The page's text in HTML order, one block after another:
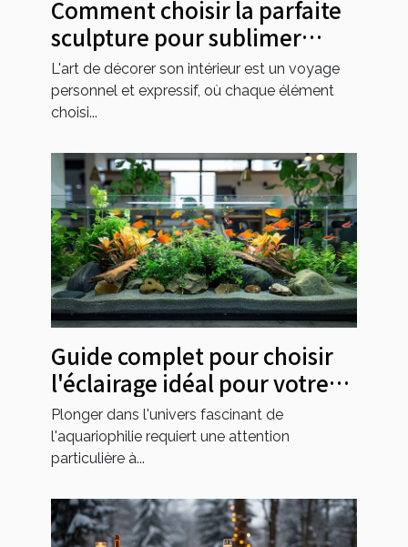
Comment choisir la parfaite
sculpture pour sublimer
chaque pièce de la maison
L'art de décorer son intérieur est un voyage
personnel et expressif, où chaque élément
choisi...
Guide complet pour choisir
l'éclairage idéal pour votre
aquarium
Plonger dans l'univers fascinant de
l'aquariophilie requiert une attention
particulière à...